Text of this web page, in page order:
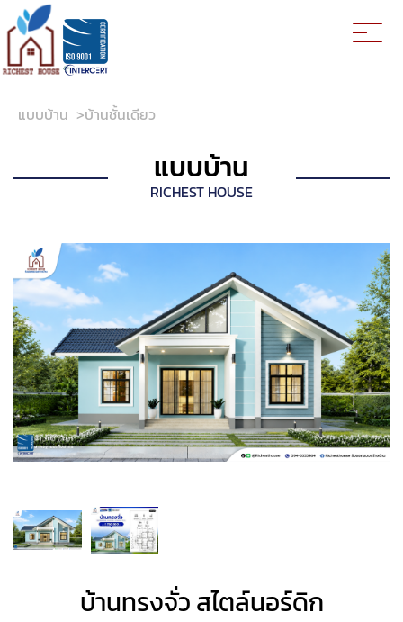
แบบบ้าน >บ้านชั้นเดียว
แบบบ้าน
RICHEST HOUSE
บ้านทรงจั่ว สไตล์นอร์ดิก